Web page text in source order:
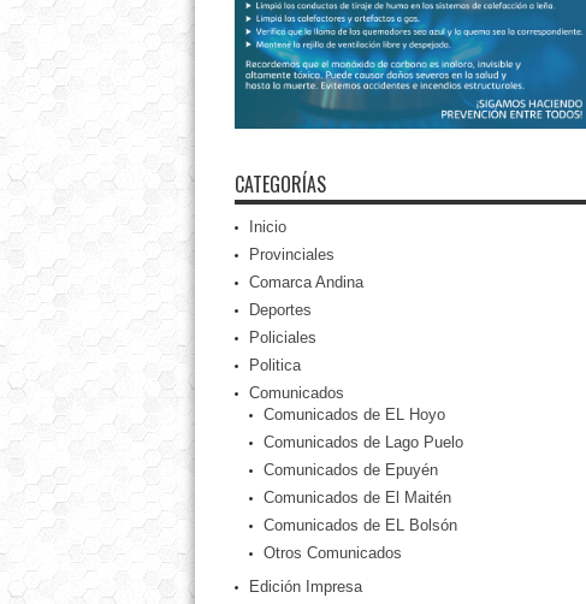
CATEGORÍAS
Inicio
Provinciales
Comarca Andina
Deportes
Policiales
Politica
Comunicados
Comunicados de EL Hoyo
Comunicados de Lago Puelo
Comunicados de Epuyén
Comunicados de El Maitén
Comunicados de EL Bolsón
Otros Comunicados
Edición Impresa